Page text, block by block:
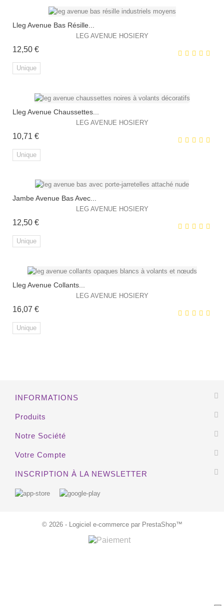
EXCLUSIVITÉ WEB !
EXCLUSIVITÉ WEB !
Lleg Avenue Bas Résille...
LEG AVENUE HOSIERY
12,50 €Prix
Unique
EXCLUSIVITÉ WEB !
Lleg Avenue Chaussettes...
LEG AVENUE HOSIERY
10,71 €Prix
Unique
EXCLUSIVITÉ WEB !
Jambe Avenue Bas Avec...
LEG AVENUE HOSIERY
12,50 €Prix
Unique
Lleg Avenue Collants...
LEG AVENUE HOSIERY
16,07 €Prix
Unique
INFORMATIONS
Produits
Notre Société
Votre Compte
INSCRIPTION À LA NEWSLETTER
© 2026 - Logiciel e-commerce par PrestaShop™